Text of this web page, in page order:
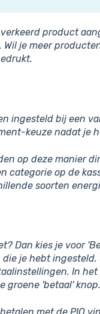
product
Wil je meer
ingesteld bij een
keuze nadat je
op deze manier
categorie op de
soorten
Dan kies je voor
je hebt
In
groene 'betaal'